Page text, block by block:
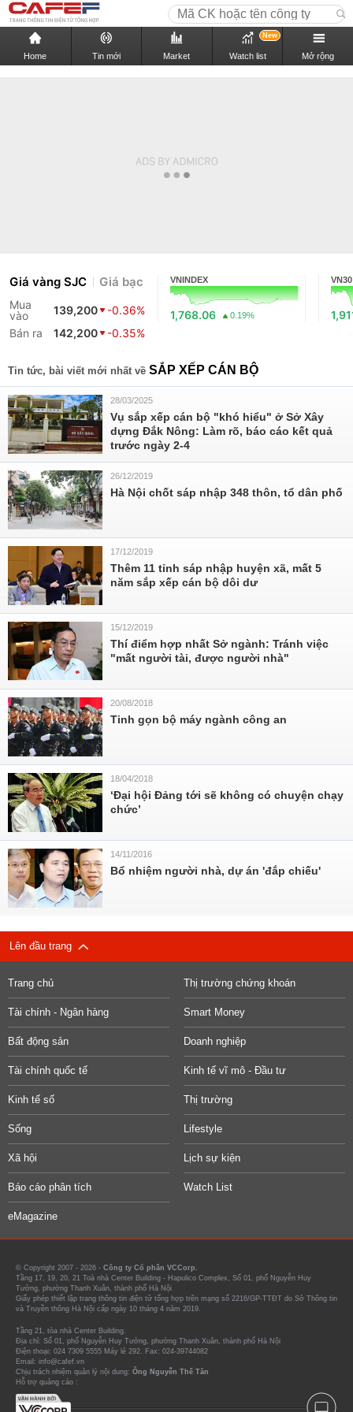
Home Tin mới Market Watch list
New
Mở rộng
Giá vàng SJC Giá bạc
Mua
vào
139,200
-0.36%
Bán ra
142,200 -0.35%
VNINDEX
1,768.06 0.19%
VN30
Tin tức, bài viết mới nhất về SẮP XẾP CÁN BỘ
28/03/2025
Vụ sắp xếp cán bộ "khó hiểu" ở Sở Xây
dựng Đắk Nông: Làm rõ, báo cáo kết quả
trước ngày 2-4
26/12/2019
Hà Nội chốt sáp nhập 348 thôn, tổ dân phố
17/12/2019
Thêm 11 tỉnh sáp nhập huyện xã, mất 5
năm sắp xếp cán bộ dôi dư
15/12/2019
Thí điểm hợp nhất Sở ngành: Tránh việc
"mất người tài, được người nhà"
20/08/2018
Tinh gọn bộ máy ngành công an
18/04/2018
‘Đại hội Đảng tới sẽ không có chuyện chạy
chức’
14/11/2016
Bổ nhiệm người nhà, dự án 'đắp chiếu'
Lên đầu trang
Trang chủ Thị trường chứng khoán
Tài chính - Ngân hàng Smart Money
Bất động sản Doanh nghiệp
Tài chính quốc tế Kinh tế vĩ mô - Đầu tư
Kinh tế số Thị trường
Sống Lifestyle
Xã hội Lịch sự kiện
Báo cáo phân tích Watch List
eMagazine
© Copyright 2007 - 2026 - Công ty Cổ phần VCCorp.
Tầng 17, 19, 20, 21 Toà nhà Center Building - Hapulico Complex, Số 01, phố Nguyễn Huy
Tưởng, phường Thanh Xuân, thành phố Hà Nội
Giấy phép thiết lập trang thông tin điện tử tổng hợp trên mạng số 2216/GP-TTĐT do Sở Thông tin
và Truyền thông Hà Nội cấp ngày 10 tháng 4 năm 2019.
Tầng 21, tòa nhà Center Building.
Địa chỉ: Số 01, phố Nguyễn Huy Tưởng, phường Thanh Xuân, thành phố Hà Nội
Điện thoại: 024 7309 5555 Máy lẻ 292. Fax: 024-39744082
Email: info@cafef.vn
Chịu trách nhiệm quản lý nội dung: Ông Nguyễn Thế Tân
Hỗ trợ quảng cáo :